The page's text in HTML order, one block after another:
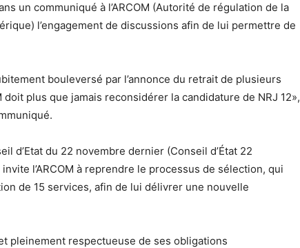
un communiqué à l’ARCOM (Autorité de régulation de la
l’engagement de discussions afin de lui permettre de
bouleversé par l’annonce du retrait de plusieurs
doit plus que jamais reconsidérer la candidature de NRJ 12»,
d’Etat du 22 novembre dernier (Conseil d’État 22
l’ARCOM à reprendre le processus de sélection, qui
de 15 services, afin de lui délivrer une nouvelle
pleinement respectueuse de ses obligations